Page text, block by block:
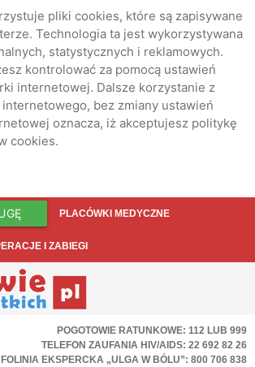
pliki cookies, które są zapisywane
Technologia ta jest wykorzystywana
statystycznych i reklamowych.
kontrolować za pomocą ustawień
internetowej. Dalsze korzystanie z
bez zmiany ustawień
oznacza, iż akceptujesz politykę
cookies.
PLACÓWKI MEDYCZNE
I ZABIEGI
POGOTOWIE RATUNKOWE: 112 LUB 999
TELEFON ZAUFANIA HIV/AIDS: 22 692 82 26
EKSPERCKA „ULGA W BÓLU”: 800 706 838